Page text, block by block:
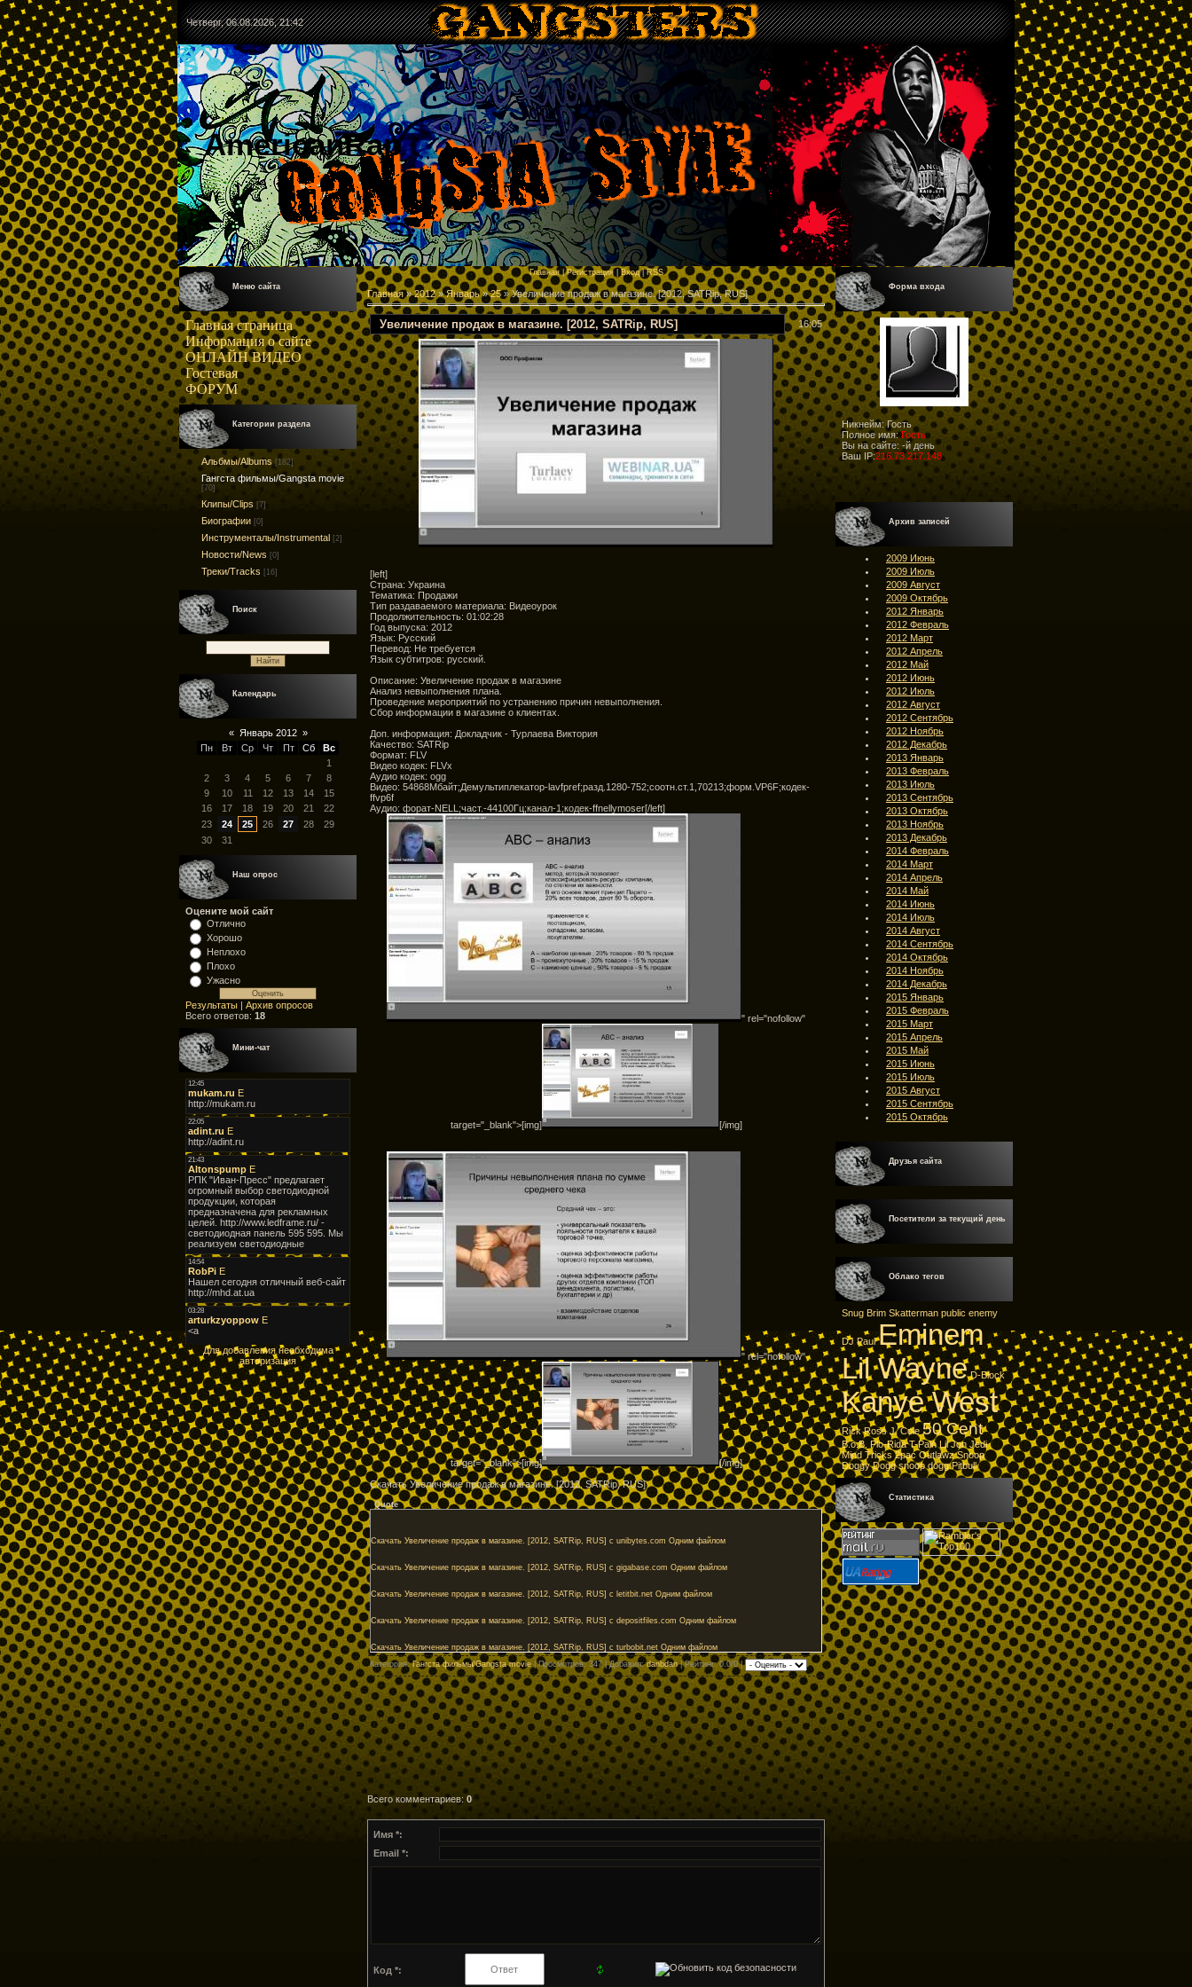
Четверг, 06.08.2026, 21:42
AmericanRap
Меню сайта
Главная страница
Информация о сайте
ОНЛАЙН ВИДЕО
Гостевая
ФОРУМ
Категории раздела
Альбмы/Albums [182]
Гангста фильмы/Gangsta movie
[70]
Клипы/Clips [7]
Биографии [0]
Инструменталы/Instrumental [2]
Новости/News [0]
Треки/Tracks [16]
Поиск
Календарь
« Январь 2012 »
Пн
Вт Ср Чт Пт Сб
Вс
1
2
3 4 5 6 7
8
9
10 11 12 13 14
15
16
17 18 19 20 21
22
23
24 25 26 27 28
29
30
31
Наш опрос
Оцените мой сайт
Отлично
Хорошо
Неплохо
Плохо
Ужасно
Результаты | Архив опросов
Всего ответов: 18
Мини-чат
Для добавления необходима
авторизация
Главная|Регистрация| Вход|RSS
Главная»2012 » Январь » 25» Увеличение продаж в магазине. [2012, SATRip, RUS]
Увеличение продаж в магазине. [2012, SATRip, RUS] 16:05
[left]
Страна: Украина
Тематика: Продажи
Тип раздаваемого материала: Видеоурок
Продолжительность: 01:02:28
Год выпуска: 2012
Язык: Русский
Перевод: Не требуется
Язык субтитров: русский.
Описание: Увеличение продаж в магазине
Анализ невыполнения плана.
Проведение мероприятий по устранению причин невыполнения.
Сбор информации в магазине о клиентах.
Доп. информация: Докладчик - Турлаева Виктория
Качество: SATRip
Формат: FLV
Видео кодек: FLVx
Аудио кодек: ogg
Видео: 54868Мбайт;Демультиплекатор-lavfpref;разд.1280-752;соотн.ст.1,70213;форм.VP6F;кодек-
ffvp6f
Аудио: форат-NELL;част.-44100Гц;канал-1;кодек-ffnellymoser[/left]
" rel="nofollow"
target="_blank">[img] [/img]
" rel="nofollow"
target="_blank">[img]
[/img]
Скачать Увеличение продаж в магазине. [2012, SATRip, RUS]
Quote
Скачать Увеличение продаж в магазине. [2012, SATRip, RUS] с unibytes.com Одним файлом
Скачать Увеличение продаж в магазине. [2012, SATRip, RUS] с gigabase.com Одним файлом
Скачать Увеличение продаж в магазине. [2012, SATRip, RUS] с letitbit.net Одним файлом
Скачать Увеличение продаж в магазине. [2012, SATRip, RUS] с depositfiles.com Одним файлом
Скачать Увеличение продаж в магазине. [2012, SATRip, RUS] с turbobit.net Одним файлом
Категория:Гангста фильмы/Gangsta movie |Просмотров: 347 |Добавил:danbdan|Рейтинг: 0.0/0 |
Всего комментариев: 0
Имя *:
Email *:
Код *:
Форма входа
Никнейм: Гость
Полное имя:Гость
Вы на сайте: -й день
Ваш IP:216.73.217.148
Архив записей
2009 Июнь
2009 Июль
2009 Август
2009 Октябрь
2012 Январь
2012 Февраль
2012 Март
2012 Апрель
2012 Май
2012 Июнь
2012 Июль
2012 Август
2012 Сентябрь
2012 Ноябрь
2012 Декабрь
2013 Январь
2013 Февраль
2013 Июль
2013 Сентябрь
2013 Октябрь
2013 Ноябрь
2013 Декабрь
2014 Февраль
2014 Март
2014 Апрель
2014 Май
2014 Июнь
2014 Июль
2014 Август
2014 Сентябрь
2014 Октябрь
2014 Ноябрь
2014 Декабрь
2015 Январь
2015 Февраль
2015 Март
2015 Апрель
2015 Май
2015 Июнь
2015 Июль
2015 Август
2015 Сентябрь
2015 Октябрь
Друзья сайта
Посетители за текущий день
Облако тегов
Snug Brim Skatterman public enemy
DJ Paul Eminem
Lil Wayne D-Block
Kanye West
Rick Ross J. Cole 50 Cent
B.o.B. Flo-Rida T-Pain Lil Jon Jedi
Mind Tricks 2pac Outlawz Snoop
Doggy Dogg snoop dogg Pitbull
Статистика